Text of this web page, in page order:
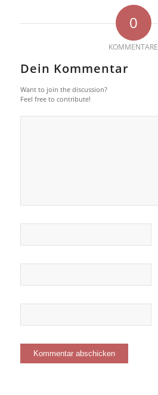
0
KOMMENTARE
Dein Kommentar
Want to join the discussion?
Feel free to contribute!